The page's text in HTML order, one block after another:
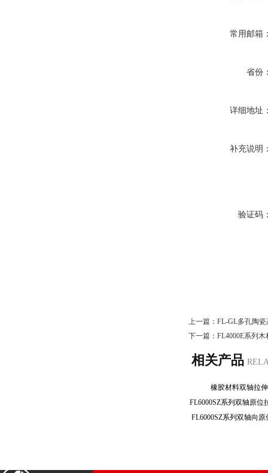
常用邮箱
省份
详细地址
补充说明
验证码
上一篇： FL-GL多孔陶
下一篇： FL4000E系列
相关产品
橡胶材料双轴拉
FL6000SZ系列双轴向